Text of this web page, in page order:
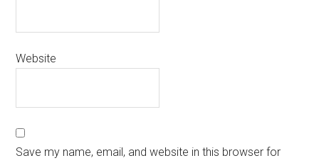
Website
Save my name, email, and website in this browser for